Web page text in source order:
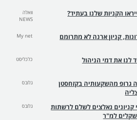
הקניות שלנו בעתיד?
וואלה
NEWS
קניון ארנה לא מתרומם My net
לנו את דמי הניהול כלכליסט
גרופ מהשקעותיה בקזחסטן
גלובס
קניונים נאלצים לשלם לרשתות
שקלים למ"ר
גלובס